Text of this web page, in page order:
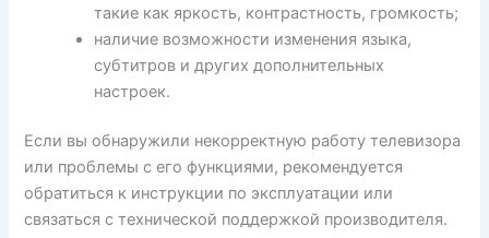
такие как яркость, контрастность, громкость;
наличие возможности изменения языка,
субтитров и других дополнительных
настроек.
Если вы обнаружили некорректную работу телевизора
или проблемы с его функциями, рекомендуется
обратиться к инструкции по эксплуатации или
связаться с технической поддержкой производителя.